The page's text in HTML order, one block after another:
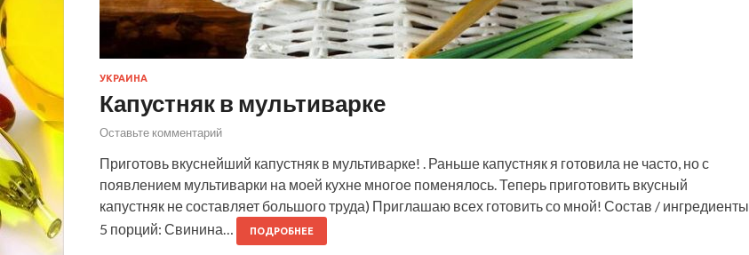
УКРАИНА
Капустняк в мультиварке
Оставьте комментарий
Приготовь вкуснейший капустняк в мультиварке! . Раньше капустняк я готовила не часто, но с
появлением мультиварки на моей кухне многое поменялось. Теперь приготовить вкусный
капустняк не составляет большого труда) Приглашаю всех готовить со мной! Состав / ингредиенты
5 порций: Свинина…
ПОДРОБНЕЕ